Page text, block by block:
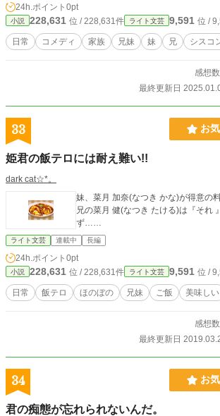
24h.ポイント 0pt
小説 228,631 位 / 228,631件 ライト文芸 9,591 位 /
日常 コメディ 家族 兄妹 妹 兄 シスコ
感想
最終更新日
33 お
姫君の飯テロには耐え難い!!
dark cat☆*。
妹、菜月 加奈(なつき かな)が得意の
兄の菜月 健(なつき たける)は『それ
ず……
ライト文芸 連載中 長編
24h.ポイント 0pt
小説 228,631 位 / 228,631件 ライト文芸 9,591 位 /
日常 飯テロ ほのぼの 兄妹 ご飯 美味しい
感想
最終更新日
34 お
君の痴態が忘れられないんだ。